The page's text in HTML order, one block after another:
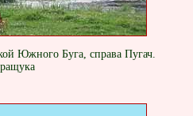
Южного Буга, справа Пугач.